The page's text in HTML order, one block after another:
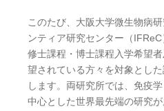
このたび、大阪大学微生物病
ンティア研究センター（
修士課程・博士課程入学希望
望されている方々を対象とし
します。両研究所では、免疫
中心とした世界最先端の研究